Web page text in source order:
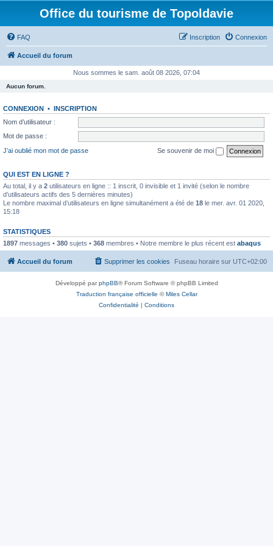
Office du tourisme de Topoldavie
FAQ Connexion
Inscription
Accueil du forum
Nous sommes le sam. août 08 2026, 07:04
Aucun forum.
CONNEXION • INSCRIPTION
Nom d’utilisateur :
Mot de passe :
J’ai oublié mon mot de passe
Se souvenir de moi
QUI EST EN LIGNE ?
Au total, il y a 2 utilisateurs en ligne :: 1 inscrit, 0 invisible et 1 invité (selon le nombre
d’utilisateurs actifs des 5 dernières minutes)
Le nombre maximal d’utilisateurs en ligne simultanément a été de 18 le mer. avr. 01 2020,
15:18
STATISTIQUES
1897 messages • 380 sujets • 368 membres • Notre membre le plus récent est abaqus
Accueil du forum Fuseau horaire sur UTC+02:00
Supprimer les cookies
Développé parphpBB® Forum Software © phpBB Limited
Traduction française officielle ©Miles Cellar
Confidentialité | Conditions